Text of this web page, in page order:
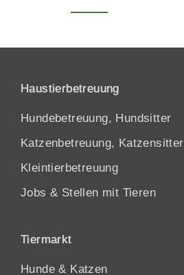
Haustierbetreuung
Hundebetreuung, Hundsitter
Katzenbetreuung, Katzensitter
Kleintierbetreuung
Jobs & Stellen mit Tieren
Tiermarkt
Hunde & Katzen